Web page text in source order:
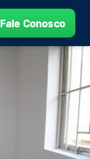
Fale Conosco